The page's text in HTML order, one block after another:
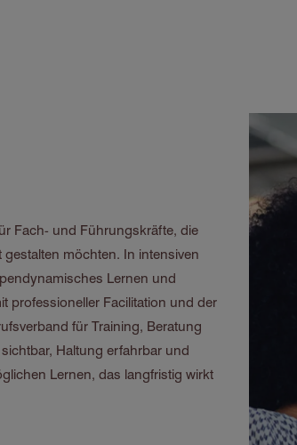
Fach- und Führungskräfte, die
möchten. In intensiven
Lernen und
professioneller Facilitation und der
für Training, Beratung
Haltung erfahrbar und
Lernen, das langfristig wirkt